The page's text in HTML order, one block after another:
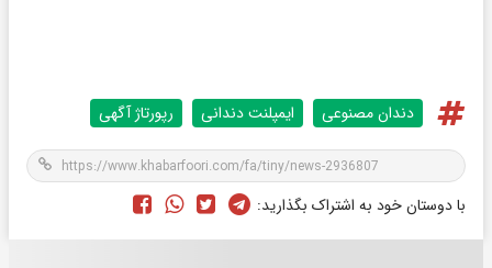
دندان مصنوعی ایمپلنت دندانی رپورتاژ آگهی
با دوستان خود به اشتراک بگذارید: